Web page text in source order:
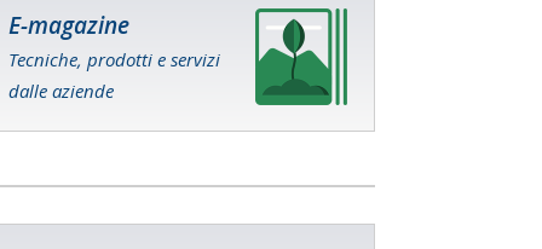
E-magazine
Tecniche, prodotti e servizi
dalle aziende